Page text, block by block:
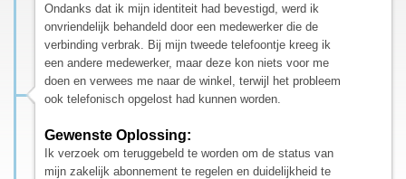
Ondanks dat ik mijn identiteit had bevestigd, werd ik
onvriendelijk behandeld door een medewerker die de
verbinding verbrak. Bij mijn tweede telefoontje kreeg ik
een andere medewerker, maar deze kon niets voor me
doen en verwees me naar de winkel, terwijl het probleem
ook telefonisch opgelost had kunnen worden.
Gewenste Oplossing:
Ik verzoek om teruggebeld te worden om de status van
mijn zakelijk abonnement te regelen en duidelijkheid te